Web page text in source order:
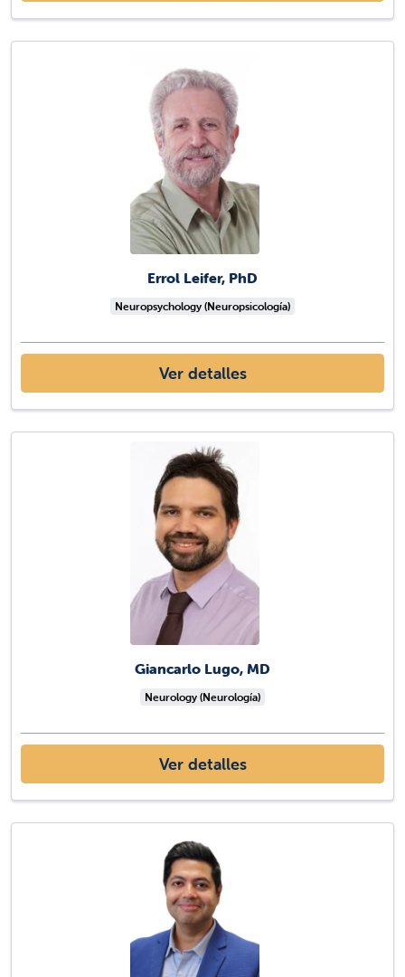
Errol Leifer, PhD
Neuropsychology (Neuropsicología)
Ver detalles
Giancarlo Lugo, MD
Neurology (Neurología)
Ver detalles